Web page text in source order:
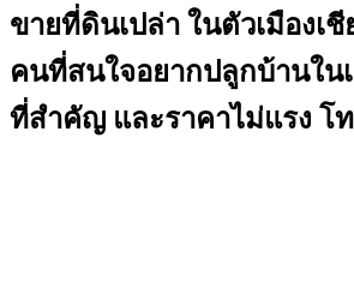
ขายที่ดินเปล่า ในตัวเมืองเ
คนที่สนใจอยากปลูกบ้านใน
ที่สำคัญ และราคาไม่แรง โท